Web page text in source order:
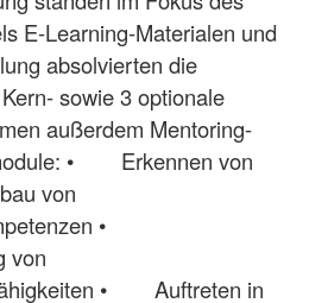
E-Learning-Materialen und
absolvierten die
sowie 3 optionale
außerdem Mentoring-
• Erkennen von
von
•
von
• Auftreten in